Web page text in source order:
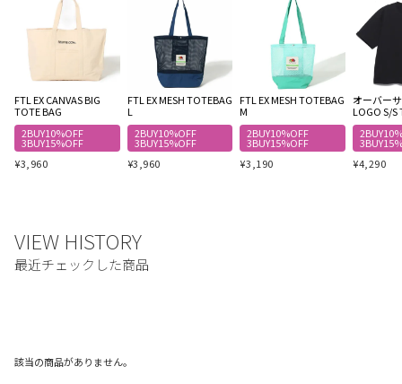
FTL EX CANVAS BIG
TOTE BAG
2BUY10%OFF
3BUY15%OFF
¥3,960
FTL EX MESH TOTEBAG
L
2BUY10%OFF
3BUY15%OFF
¥3,960
FTL EX MESH TOTEBAG
M
2BUY10%OFF
3BUY15%OFF
¥3,190
オーバー
LOGO S/S
¥4,290
該当の商品がありません。